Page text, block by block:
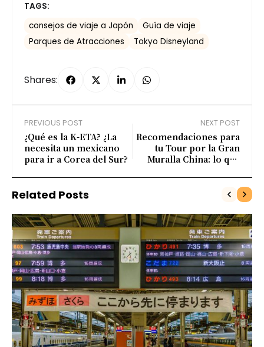
TAGS:
consejos de viaje a Japón
Guía de viaje
Parques de Atracciones
Tokyo Disneyland
Shares:
PREVIOUS POST
¿Qué es la K-ETA? ¿La
necesita un mexicano
para ir a Corea del Sur?
NEXT POST
Recomendaciones para
tu Tour por la Gran
Muralla China: lo que
Related Posts